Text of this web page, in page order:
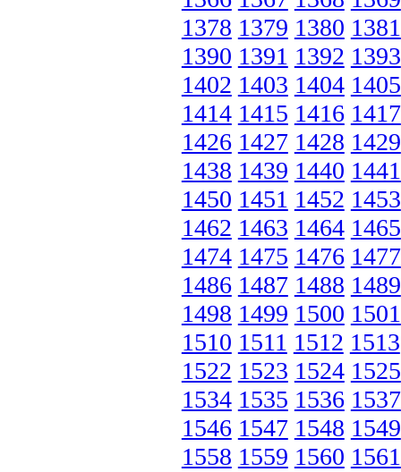
1378 1379 1380 1381
1390 1391 1392 1393
1402 1403 1404 1405
1414 1415 1416 1417
1426 1427 1428 1429
1438 1439 1440 1441
1450 1451 1452 1453
1462 1463 1464 1465
1474 1475 1476 1477
1486 1487 1488 1489
1498 1499 1500 1501
1510 1511 1512 1513
1522 1523 1524 1525
1534 1535 1536 1537
1546 1547 1548 1549
1558 1559 1560 1561